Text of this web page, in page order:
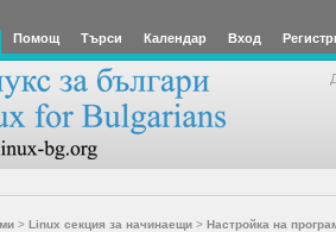
Помощ Търси Календар Вход
> Linux секция за начинаещи> Настройка на